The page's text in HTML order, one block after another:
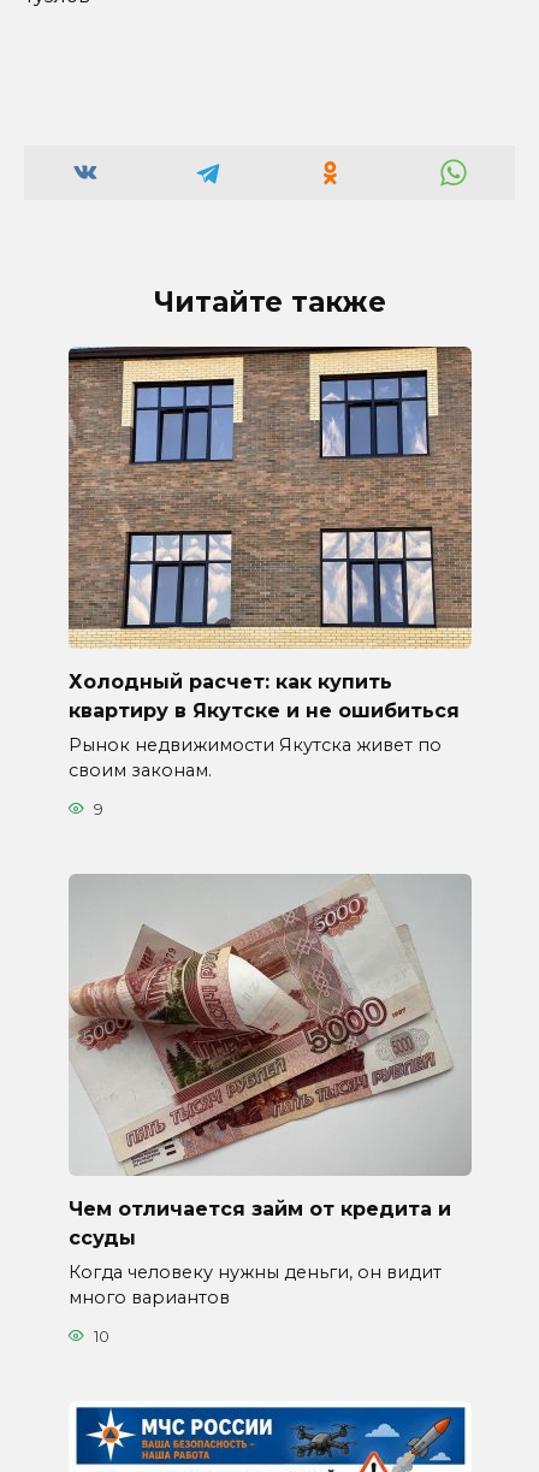
Читайте также
Холодный расчет: как купить
квартиру в Якутске и не ошибиться
Рынок недвижимости Якутска живет по
своим законам.
9
Чем отличается займ от кредита и
ссуды
Когда человеку нужны деньги, он видит
много вариантов
10